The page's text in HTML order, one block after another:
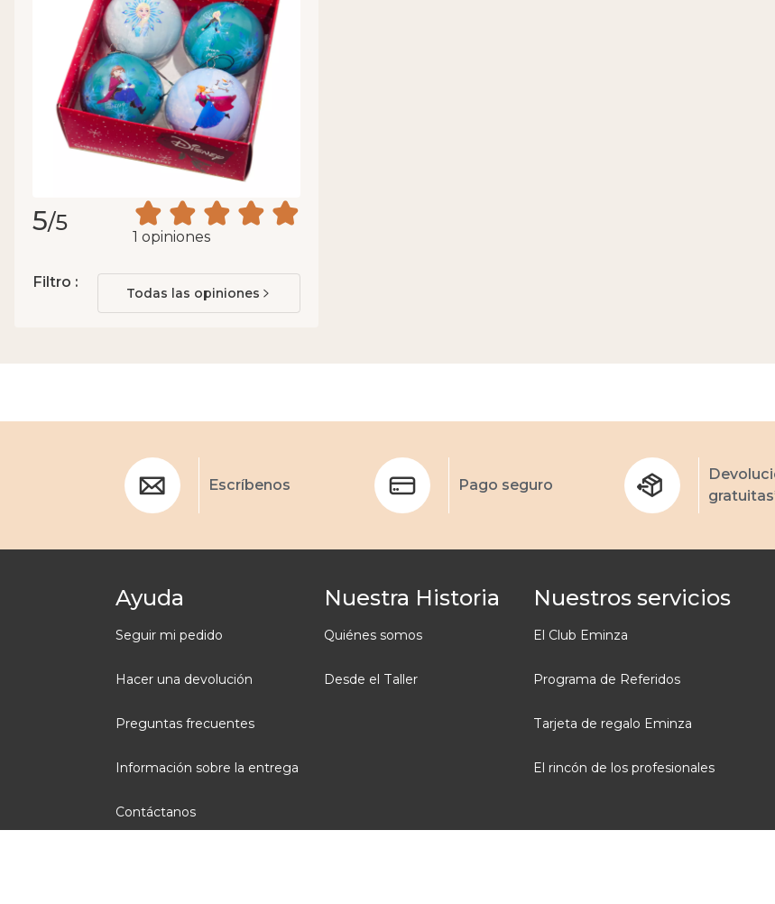
5/5
1 opiniones
Filtro :
Todas las opiniones
Escríbenos Pago seguro
Ayuda
Seguir mi pedido
Hacer una devolución
Preguntas frecuentes
Información sobre la entrega
Contáctanos
Nuestra Historia
Quiénes somos
Desde el Taller
Nuestros servicios
El Club Eminza
Programa de Referidos
Tarjeta de regalo Eminza
El rincón de los profesionales